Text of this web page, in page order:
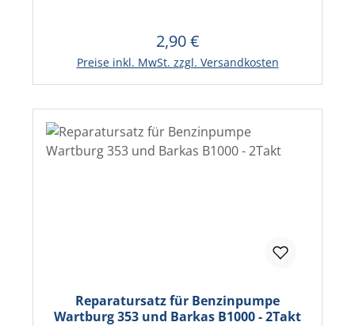
Regulärer Preis:
2,90 €
Preise inkl. MwSt. zzgl. Versandkosten
In den Warenkorb
Reparatursatz für Benzinpumpe
Wartburg 353 und Barkas B1000 - 2Takt